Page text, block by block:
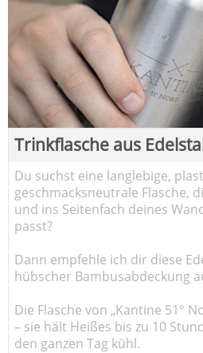
Trinkflasche aus
Du suchst eine langlebige,
geschmacksneutrale Flasche,
und ins Seitenfach deines
passt?
Dann empfehle ich dir diese
hübscher Bambusabdeckung
Die Flasche von „Kantine 51°
– sie hält Heißes bis zu 10
den ganzen Tag kühl.